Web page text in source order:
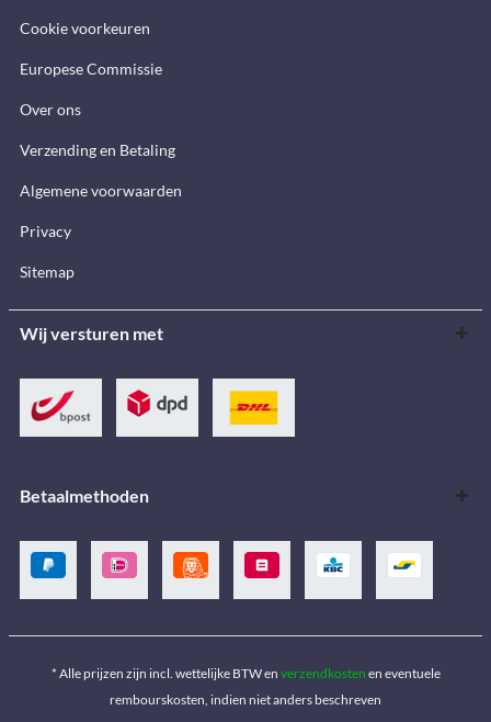
Cookie voorkeuren
Europese Commissie
Over ons
Verzending en Betaling
Algemene voorwaarden
Privacy
Sitemap
Wij versturen met
Betaalmethoden
* Alle prijzen zijn incl. wettelijke BTW en verzendkosten en eventuele
rembourskosten, indien niet anders beschreven